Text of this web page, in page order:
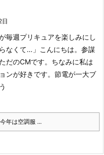
毎週プリキュアを楽しみにし
なくて…」 こんにちは。参謀
だのCMです。 ちなみに私は
ンが好きです。 節電が一大ブ
年は空調服 ...